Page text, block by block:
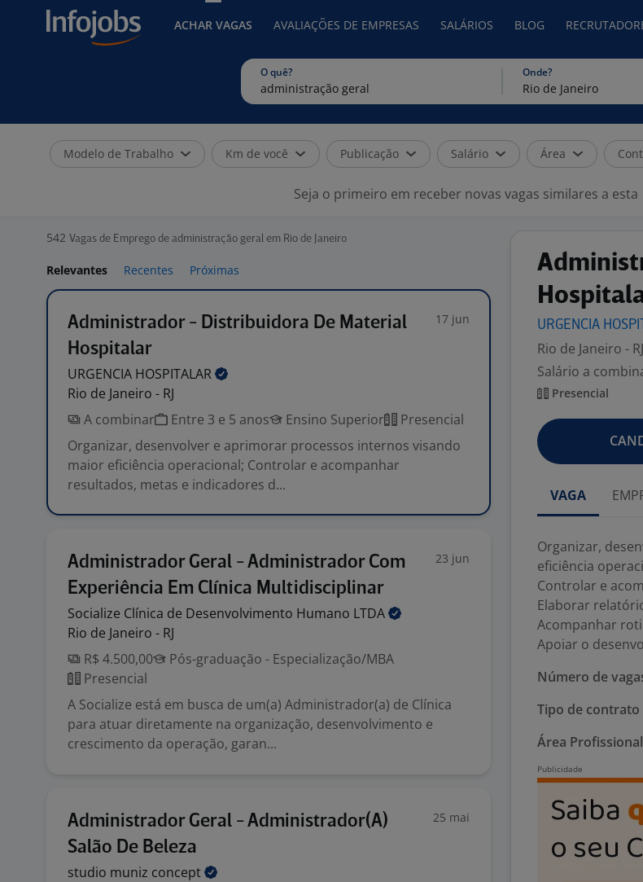
ACHAR VAGAS AVALIAÇÕES DE EMPRESAS SALÁRIOS BLOG
O quê? Onde?
Modelo de Trabalho Km de você Publicação Salário Área
Seja o primeiro em receber novas vagas similares a esta
542 Vagas de Emprego de administração geral em Rio de Janeiro
Relevantes Recentes Próximas
Administrador - Distribuidora De Material
Hospitalar
17 jun
URGENCIA HOSPITALAR
Rio de Janeiro - RJ
A combinar
Entre 3 e 5 anos Ensino Superior
Presencial
Organizar, desenvolver e aprimorar processos internos visando
maior eficiência operacional; Controlar e acompanhar
resultados, metas e indicadores d...
Administrador Geral - Administrador Com
Experiência Em Clínica Multidisciplinar
23 jun
Socialize Clínica de Desenvolvimento Humano LTDA
Rio de Janeiro - RJ
R$ 4.500,00
Pós-graduação - Especialização/MBA
Presencial
A Socialize está em busca de um(a) Administrador(a) de Clínica
para atuar diretamente na organização, desenvolvimento e
crescimento da operação, garan...
Administrador Geral - Administrador(A)
Salão De Beleza
25 mai
studio muniz concept
URGENCIA
Rio de Janeiro - RJ
Salário a
Presencial
VAGA
Organizar,
eficiência
Controlar e
Elaborar
Acompanhar
Apoiar o
Número de
Tipo de contrato
Área